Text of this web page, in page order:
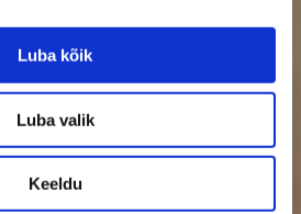
Luba kõik
Luba valik
Keeldu